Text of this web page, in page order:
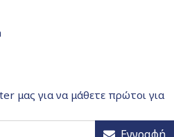
μας για να μάθετε πρώτοι για